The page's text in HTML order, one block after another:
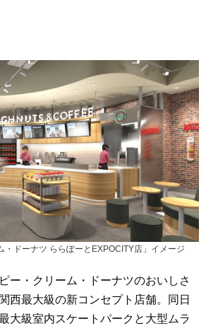
・ドーナツ ららぽーとEXPOCITY店」イメージ
ー・クリーム・ドーナツのおいしさ
西最大級の新コンセプト店舗。同日
大級室内スケートパークと大型ムラ